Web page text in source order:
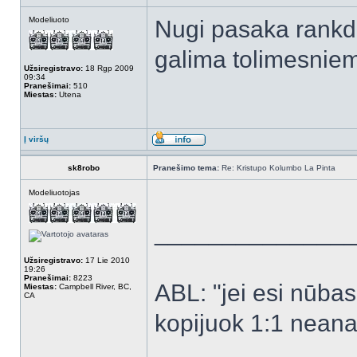
Modeliuoto
Užsiregistravo: 18 Rgp 2009
09:34
Pranešimai: 510
Miestas: Utena
Nugi pasaka
galima
Į viršų
sk8robo Pranešimo tema: Re: Kristupo Kolumbo La Pinta
Modeliuotojas
Užsiregistravo: 17 Lie 2010
19:26
Pranešimai: 8223
Miestas: Campbell River, BC,
CA
ABL: "jei esi
kopijuok 1:1